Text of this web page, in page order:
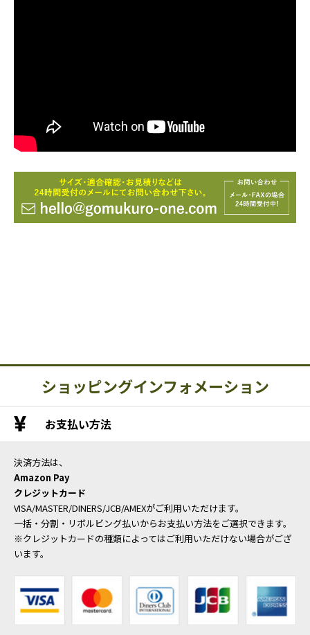
ショッピングインフォメーション
お支払い方法
決済方法は、
Amazon Pay
クレジットカード
VISA/MASTER/DINERS/JCB/AMEXがご利用いただけます。
一括・分割・リボルビング払いからお支払い方法をご選択できます。
※クレジットカードの種類によってはご利用いただけない場合がござ
います。